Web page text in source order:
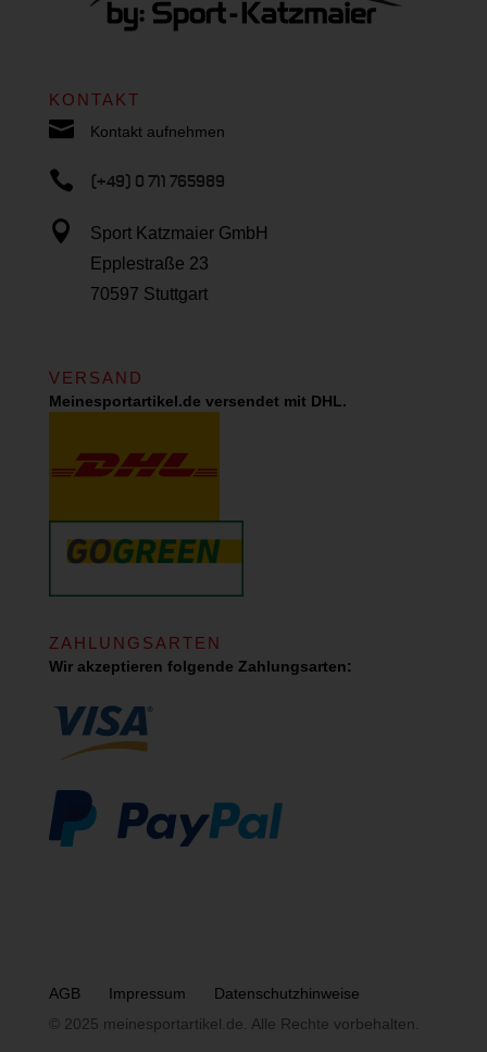
KONTAKT
 Kontakt aufnehmen
 (+49) 0 711 765989

Sport Katzmaier GmbH
Epplestraße 23
70597 Stuttgart
VERSAND
Meinesportartikel.de versendet mit DHL.
ZAHLUNGSARTEN
Wir akzeptieren folgende Zahlungsarten:
AGB Impressum
Datenschutzhinweise
© 2025 meinesportartikel.de. Alle Rechte vorbehalten.